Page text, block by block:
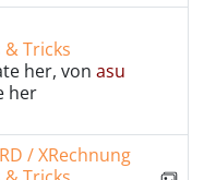
Tricks
her, von asu
her
/ XRechnung